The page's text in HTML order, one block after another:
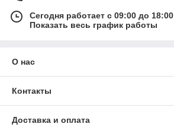
Сегодня работает с 09:00 до 18:00
Показать весь график работы
О нас
Контакты
Доставка и оплата